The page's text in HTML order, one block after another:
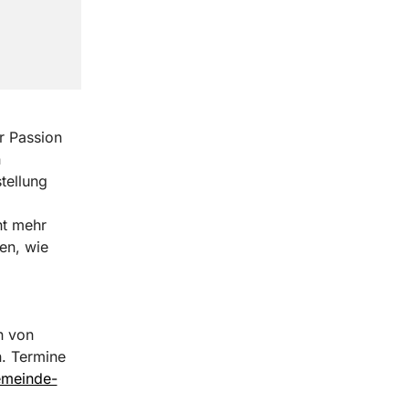
Passion
mehr
wie
von
Termine